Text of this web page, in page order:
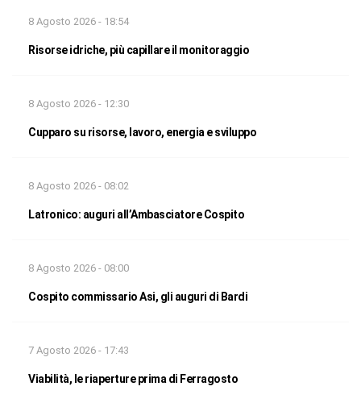
8 Agosto 2026 - 18:54
Risorse idriche, più capillare il monitoraggio
8 Agosto 2026 - 12:30
Cupparo su risorse, lavoro, energia e sviluppo
8 Agosto 2026 - 08:02
Latronico: auguri all’Ambasciatore Cospito
8 Agosto 2026 - 08:00
Cospito commissario Asi, gli auguri di Bardi
7 Agosto 2026 - 17:43
Viabilità, le riaperture prima di Ferragosto